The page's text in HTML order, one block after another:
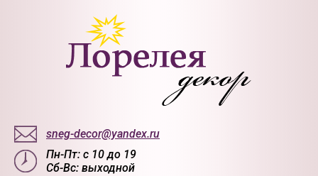
sneg-decor@yandex.ru
Пн-Пт: с 10 до 19
Сб-Вс: выходной